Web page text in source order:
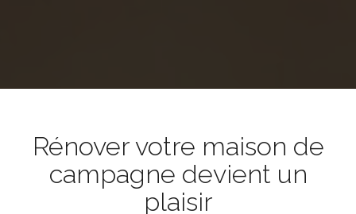
Rénover votre maison de
campagne devient un
plaisir